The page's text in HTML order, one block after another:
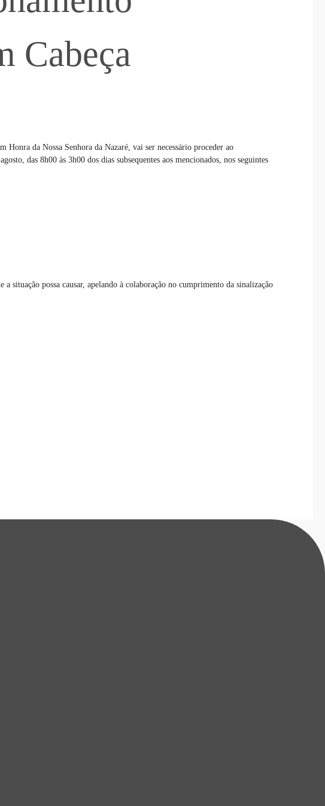
Cabeça
da Nossa Senhora da Nazaré, vai ser necessário proceder ao
das 8h00 às 3h00 dos dias subsequentes aos mencionados, nos seguintes
situação possa causar, apelando à colaboração no cumprimento da sinalização